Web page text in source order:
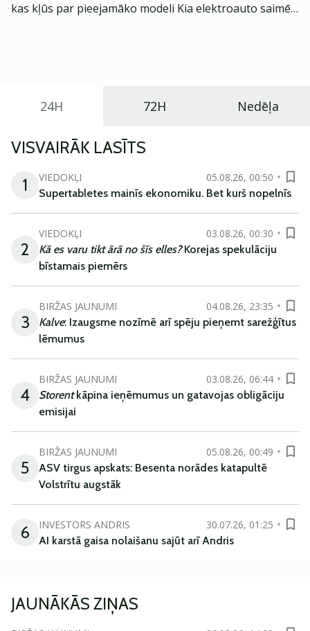
kas kļūs par pieejamāko modeli Kia elektroauto saimē
24H 72H Nedēļa
VISVAIRĀK LASĪTS
1
VIEDOKĻI
05.08.26, 00:50
Supertabletes mainīs ekonomiku. Bet kurš nopelnīs
2
VIEDOKĻI
03.08.26, 00:30
Kā es varu tikt ārā no šīs elles?Korejas spekulāciju
bīstamais piemērs
3
BIRŽAS JAUNUMI
04.08.26, 23:35
Kalve: Izaugsme nozīmē arī spēju pieņemt sarežģītus
lēmumus
4
BIRŽAS JAUNUMI
03.08.26, 06:44
Storentkāpina ieņēmumus un gatavojas obligāciju
emisijai
5
BIRŽAS JAUNUMI
05.08.26, 00:49
ASV tirgus apskats: Besenta norādes katapultē
Volstrītu augstāk
6 INVESTORS ANDRIS
30.07.26, 01:25
AI karstā gaisa nolaišanu sajūt arī Andris
JAUNĀKĀS ZIŅAS